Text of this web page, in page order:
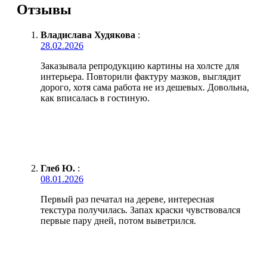
Отзывы
Владислава Худякова :
28.02.2026
Заказывала репродукцию картины на холсте для
интерьера. Повторили фактуру мазков, выглядит
дорого, хотя сама работа не из дешевых. Довольна,
как вписалась в гостиную.
Глеб Ю. :
08.01.2026
Первый раз печатал на дереве, интересная
текстура получилась. Запах краски чувствовался
первые пару дней, потом выветрился.